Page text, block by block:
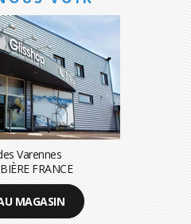
Varennes
FRANCE
MAGASIN